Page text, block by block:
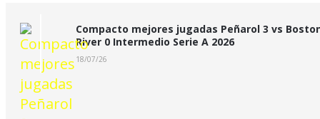
Compacto mejores jugadas Peñarol 3 vs
River 0 Intermedio Serie A 2026
18/07/26